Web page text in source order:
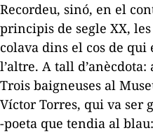
Recordeu, sinó, en el
principis de segle XX,
colava dins el cos de qui
l’altre. A tall
Trois baigneuses al
Víctor Torres, qui va ser
-poeta que tendia al